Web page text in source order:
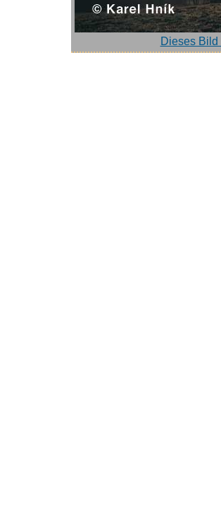
Dieses Bild